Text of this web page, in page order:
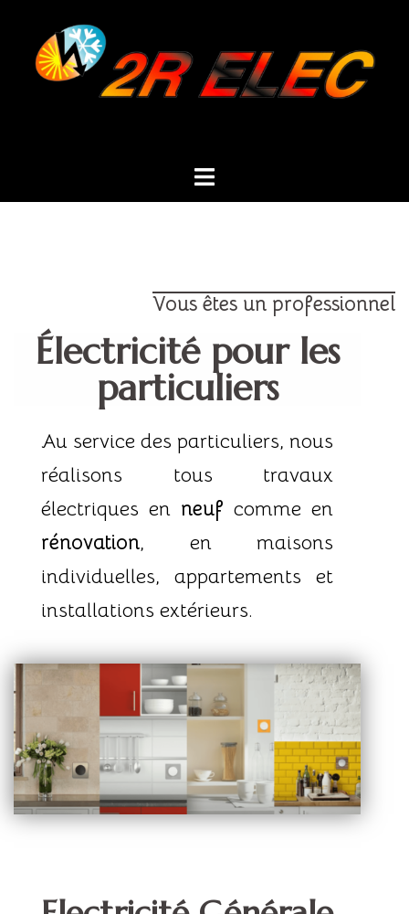
Vous êtes un professionnel
Électricité pour les
particuliers
Au service des particuliers, nous
réalisons tous travaux
électriques en neuf comme en
rénovation, en maisons
individuelles, appartements et
installations extérieurs.